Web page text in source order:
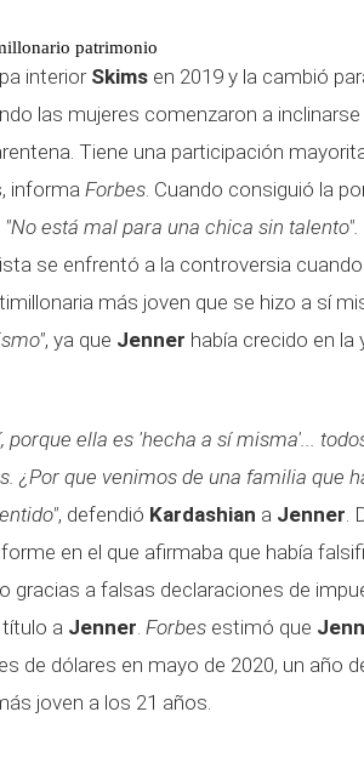
patrimonio
interior Skims en 2019 y la cambió
las mujeres comenzaron a
Tiene una participación
informa Forbes. Cuando consiguió la
"No está mal para una chica sin talento".
se enfrentó a la controversia
más joven que se hizo a sí
, ya que Jenner había crecido en la
porque ella es 'hecha a sí misma'...
¿Por que venimos de una familia que
, defendió Kardashian a Jenner.
en el que afirmaba que había
gracias a falsas declaraciones de
a Jenner. Forbes estimó que
de dólares en mayo de 2020, un año
joven a los 21 años.